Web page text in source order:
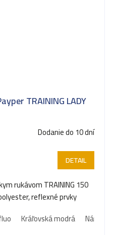
TRAINING LADY
Dodanie do 10 dní
DETAIL
rukávom TRAINING 150
reflexné prvky
Kráľovská modrá